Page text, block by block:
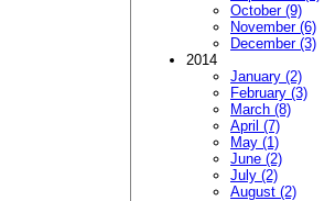
October (9)
November (6)
December (3)
2014
January (2)
February (3)
March (8)
April (7)
May (1)
June (2)
July (2)
August (2)